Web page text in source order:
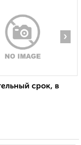
›
срок, в